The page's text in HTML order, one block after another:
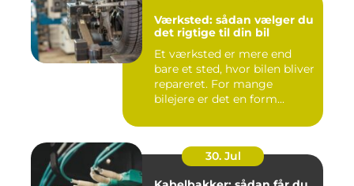
Værksted: sådan vælger du
det rigtige til din bil
Et værksted er mere end
bare et sted, hvor bilen bliver
repareret. For mange
bilejere er det en form...
30. Jul